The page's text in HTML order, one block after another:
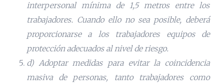
interpersonal mínima de 1,5 metros entre los
trabajadores. Cuando ello no sea posible, deberá
proporcionarse a los trabajadores equipos de
protección adecuados al nivel de riesgo.
d) Adoptar medidas para evitar la coincidencia
masiva de personas, tanto trabajadores como